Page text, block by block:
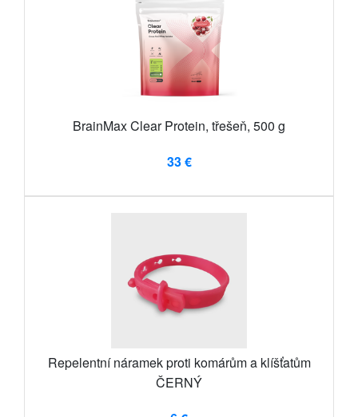
BrainMax Clear Protein, třešeň, 500 g
33 €
Repelentní náramek proti komárům a klíšťatům
ČERNÝ